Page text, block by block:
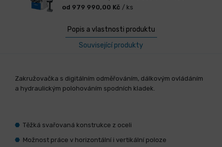
od 979 990,00 Kč / ks
Popis a vlastnosti produktu
Související produkty
Zakružovačka s digitálním odměřováním, dálkovým ovládáním
a hydraulickým polohováním spodních kladek.
Těžká svařovaná konstrukce z oceli
Možnost práce v horizontální i vertikální poloze